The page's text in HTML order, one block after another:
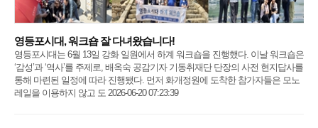
영등포시대, 워크숍 잘 다녀왔습니다!
영등포시대는 6월 13일 강화 일원에서 하계 워크숍을 진행했다. 이날 워크숍은
‘감성’과 ‘역사’를 주제로, 배옥숙 공감기자 기동취재단 단장의 사전 현지답사를
통해 마련된 일정에 따라 진행됐다. 먼저 화개정원에 도착한 참가자들은 모노
레일을 이용하지 않고 도 2026-06-20 07:23:39